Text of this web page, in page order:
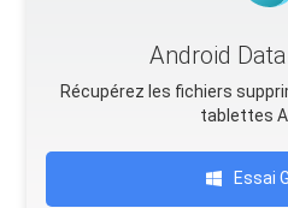
Android
Récupérez les fichiers
tablettes
Essai